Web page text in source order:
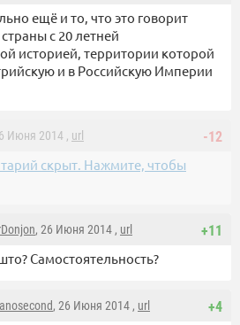
ещё и то, что это говорит
с 20 летней
историей, территории которой
и в Российскую Империи
-12
Июня 2014 , url
скрыт. Нажмите, чтобы
+11
, 26 Июня 2014 , url
Самостоятельность?
+4
, 26 Июня 2014 , url